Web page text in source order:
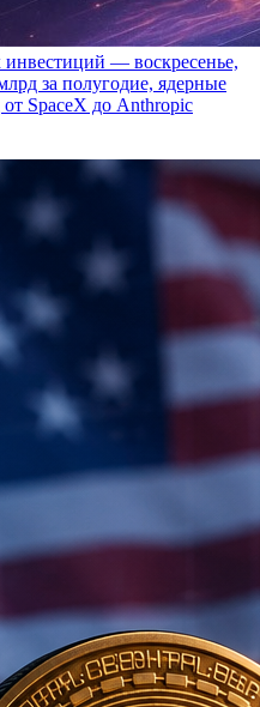
— воскресенье,
за полугодие, ядерные
SpaceX до Anthropic